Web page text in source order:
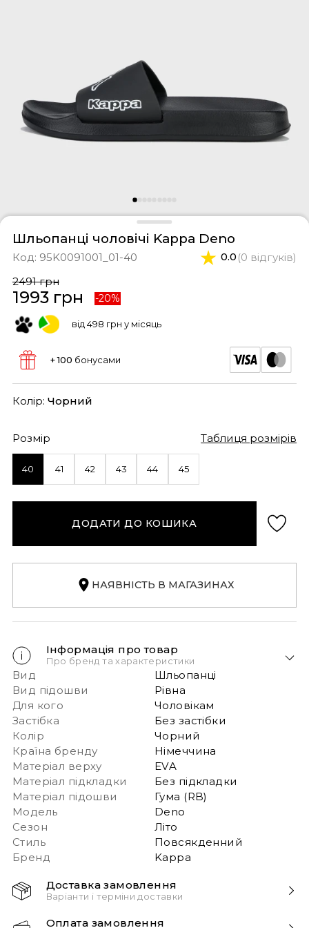
Шльопанці чоловічі Kappa Deno
Код: 95K0091001_01-40 0.0 (0 відгуків)
2491 грн
1993 грн -20%
від 498 грн у місяць
+ 100 бонусами
Колір: Чорний
Розмір Таблиця розмірів
40 41 42 43 44 45
ДОДАТИ ДО КОШИКА
НАЯВНІСТЬ В МАГАЗИНАХ
Інформація про товар
Про бренд та характеристики
Вид
Шльопанці
Вид підошви
Рівна
Для кого
Чоловікам
Застібка
Без застібки
Колір
Чорний
Країна бренду
Німеччина
Матеріал верху
EVA
Матеріал підкладки
Без підкладки
Матеріал підошви
Гума (RB)
Модель
Deno
Сезон
Літо
Стиль
Повсякденний
Бренд
Kappa
Доставка замовлення
Варіанти і терміни доставки
моменту замовлення!
Оплата замовлення